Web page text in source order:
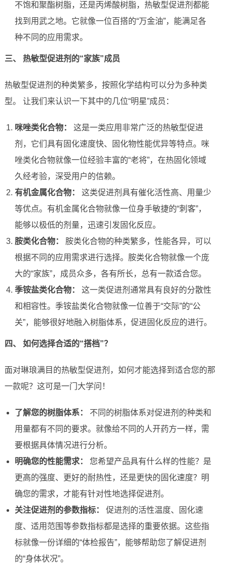
不饱和聚酯树脂，还是丙烯酸树脂，热敏型促进剂都能
找到用武之地。它就像一位百搭的“万金油”，能满足各
种不同的应用需求。
三、 热敏型促进剂的“家族”成员
热敏型促进剂的种类繁多，按照化学结构可以分为多种类
型。 让我们来认识一下其中的几位“明星”成员：
咪唑类化合物：
这是一类应用非常广泛的热敏型促进
剂，它们具有固化速度快、固化物性能优异等特点。咪
唑类化合物就像一位经验丰富的“老将”，在热固化领域
久经考验，深受用户的信赖。
有机金属化合物：
这类促进剂具有催化活性高、用量少
等优点。有机金属化合物就像一位身手敏捷的“刺客”，
能够以极低的剂量，迅速引发固化反应。
胺类化合物：
胺类化合物的种类繁多，性能各异，可以
根据不同的应用需求进行选择。胺类化合物就像一个庞
大的“家族”，成员众多，各有所长，总有一款适合您。
季铵盐类化合物：
这一类促进剂通常具有良好的分散性
和相容性。季铵盐类化合物就像一位善于“交际”的“公
关”，能够很好地融入树脂体系，促进固化反应的进行。
四、 如何选择合适的“搭档”？
面对琳琅满目的热敏型促进剂，如何才能选择到适合您的那
一款呢？这可是一门大学问！
了解您的树脂体系：
不同的树脂体系对促进剂的种类和
用量都有不同的要求。就像给不同的人开药方一样，需
要根据具体情况进行分析。
明确您的性能需求：
您希望产品具有什么样的性能？是
更高的强度、更好的耐热性，还是更快的固化速度？明
确您的需求，才能有针对性地选择促进剂。
关注促进剂的参数指标：
促进剂的活性温度、固化速
度、适用范围等参数指标都是选择的重要依据。这些指
标就像一份详细的“体检报告”，能够帮助您了解促进剂
的“身体状况”。